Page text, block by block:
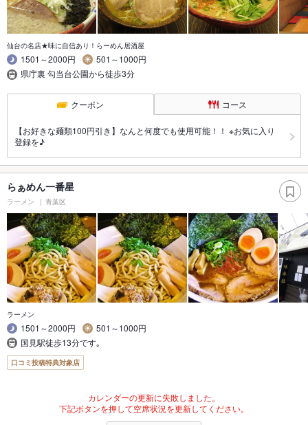
仙台の名店★味に自信あり！らーめん居酒屋
1501～2000円
501～1000円
県庁裏 勾当台公園から徒歩3分
クーポン コース
【お好きな麺類100円引き】なんと何度でも使用可能！！ ※お気に入り
登録を♪
らぁめん一番星
ラーメン 青葉区
ラーメン
1501～2000円
501～1000円
国見駅徒歩13分です｡
口コミ投稿特典対象店
カレンダーの更新に失敗しました。
下記ボタンを押して空席状況を更新してください。